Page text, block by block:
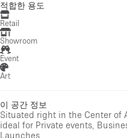
적합한 용도
Retail
Showroom
Event
Art
이 공간 정보
Situated right in the Center of
ideal for Private events,
Launches.